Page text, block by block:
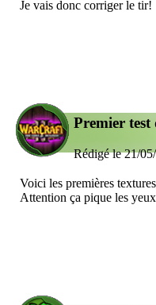
Je vais donc corriger le tir!
Premier test
Rédigé le 21/
Voici les premières
Attention ça pique les